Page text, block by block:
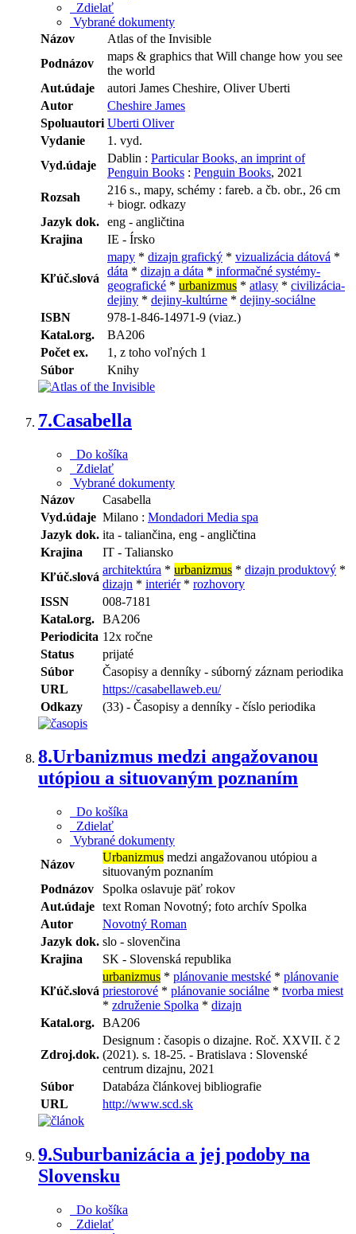
Zdielať
Vybrané dokumenty
Názov
Atlas of the Invisible
Podnázov
maps & graphics that Will change how you see
the world
Aut.údaje
autori James Cheshire, Oliver Uberti
Autor
Cheshire James
Spoluautori Uberti Oliver
Vydanie
1. vyd.
Vyd.údaje
Dablin : Particular Books, an imprint of
Penguin Books : Penguin Books, 2021
Rozsah
216 s., mapy, schémy : fareb. a čb. obr., 26 cm
+ biogr. odkazy
Jazyk dok. eng - angličtina
Krajina
IE - Írsko
Kľúč.slová
mapy * dizajn grafický * vizualizácia dátová *
dáta * dizajn a dáta * informačné systémy-
geografické * urbanizmus * atlasy * civilizácia-
dejiny * dejiny-kultúrne * dejiny-sociálne
ISBN
978-1-846-14971-9 (viaz.)
Katal.org.
BA206
Počet ex.
1, z toho voľných 1
Súbor
Knihy
7.Casabella
Do košíka
Zdielať
Vybrané dokumenty
Názov
Casabella
Vyd.údaje Milano : Mondadori Media spa
Jazyk dok. ita - taliančina, eng - angličtina
Krajina
IT - Taliansko
Kľúč.slová
architektúra * urbanizmus * dizajn produktový *
dizajn * interiér* rozhovory
ISSN
008-7181
Katal.org. BA206
Periodicita 12x ročne
Status
prijaté
Súbor
Časopisy a denníky - súborný záznam periodika
URL
https://casabellaweb.eu/
Odkazy
(33) - Časopisy a denníky - číslo periodika
8.Urbanizmus medzi angažovanou
utópiou a situovaným poznaním
Do košíka
Zdielať
Vybrané dokumenty
Názov
Urbanizmus medzi angažovanou utópiou a
situovaným poznaním
Podnázov
Spolka oslavuje päť rokov
Aut.údaje text Roman Novotný; foto archív Spolka
Autor
Novotný Roman
Jazyk dok. slo - slovenčina
Krajina
SK - Slovenská republika
Kľúč.slová
urbanizmus * plánovanie mestské * plánovanie
priestorové * plánovanie sociálne * tvorba miest
* združenie Spolka * dizajn
Katal.org. BA206
Zdroj.dok.
Designum : časopis o dizajne. Roč. XXVII. č 2
(2021). s. 18-25. - Bratislava : Slovenské
centrum dizajnu, 2021
Súbor
Databáza článkovej bibliografie
URL
http://www.scd.sk
9.Suburbanizácia a jej podoby na
Slovensku
Do košíka
Zdielať